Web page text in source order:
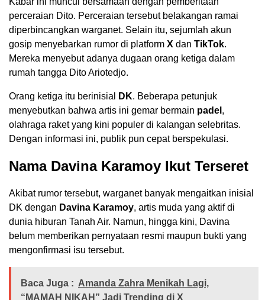
perceraian Dito. Perceraian tersebut belakangan ramai
diperbincangkan warganet. Selain itu, sejumlah akun
gosip menyebarkan rumor di platform X dan TikTok.
Mereka menyebut adanya dugaan orang ketiga dalam
rumah tangga Dito Ariotedjo.
Orang ketiga itu berinisial DK. Beberapa petunjuk
menyebutkan bahwa artis ini gemar bermain padel ,
olahraga raket yang kini populer di kalangan selebritas.
Dengan informasi ini, publik pun cepat berspekulasi.
Nama Davina Karamoy Ikut Terseret
Akibat rumor tersebut, warganet banyak mengaitkan inisial
DK dengan Davina Karamoy, artis muda yang aktif di
dunia hiburan Tanah Air. Namun, hingga kini, Davina
belum memberikan pernyataan resmi maupun bukti yang
mengonfirmasi isu tersebut.
Baca Juga : Amanda Zahra Menikah Lagi,
“MAMAH NIKAH” Jadi Trending di X